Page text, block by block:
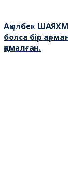
Ақылбек
болса бір
қамалған.